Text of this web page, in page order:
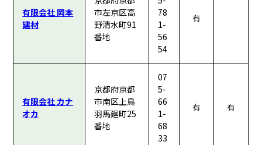
有限会社 岡本
建材
市左京区高
野清水町91
番地
78
1-
56
54
有
有限会社 カナ
オカ
京都府京都
市南区上鳥
羽馬廻町25
番地
07
5-
66
1-
68
33
有 有